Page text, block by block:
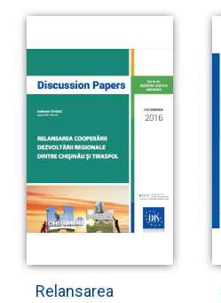
Relansarea